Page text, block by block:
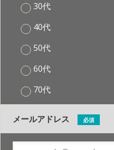
30代
40代
50代
60代
70代
メールアドレス 必須